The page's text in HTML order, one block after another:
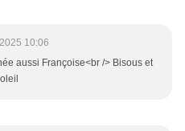
10:06
aussi Françoise<br /> Bisous et